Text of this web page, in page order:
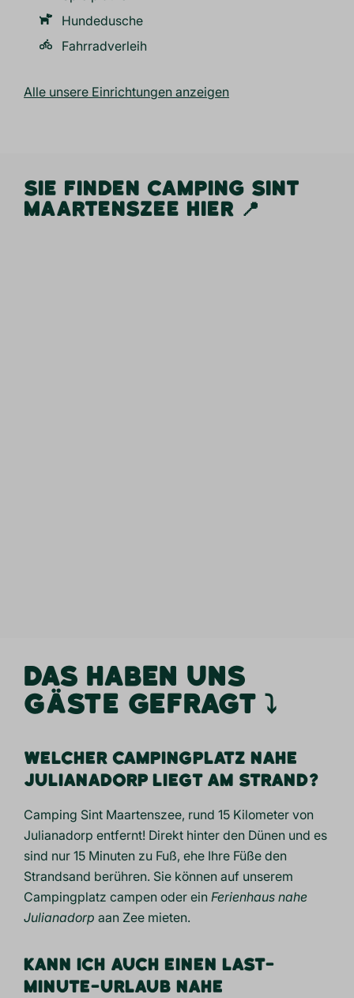
Hundedusche
Fahrradverleih
Alle unsere Einrichtungen anzeigen
SIE FINDEN CAMPING SINT
MAARTENSZEE HIER 📍
DAS HABEN UNS
GÄSTE GEFRAGT ⤵
WELCHER CAMPINGPLATZ NAHE
JULIANADORP LIEGT AM STRAND?
Camping Sint Maartenszee, rund 15 Kilometer von
Julianadorp entfernt! Direkt hinter den Dünen und es
sind nur 15 Minuten zu Fuß, ehe Ihre Füße den
Strandsand berühren. Sie können auf unserem
Campingplatz campen oder einFerienhaus nahe
Julianadorp aan Zee mieten.
KANN ICH AUCH EINEN LAST-
MINUTE-URLAUB NAHE